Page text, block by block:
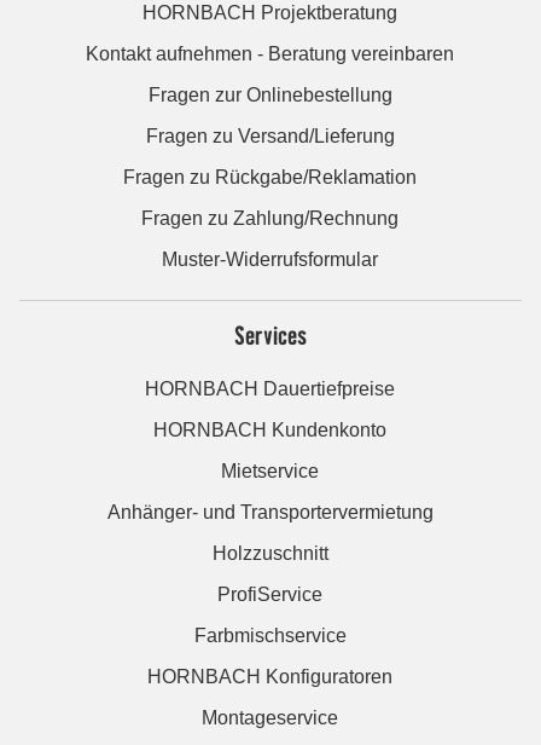
HORNBACH Projektberatung
Kontakt aufnehmen - Beratung vereinbaren
Fragen zur Onlinebestellung
Fragen zu Versand/Lieferung
Fragen zu Rückgabe/Reklamation
Fragen zu Zahlung/Rechnung
Muster-Widerrufsformular
Services
HORNBACH Dauertiefpreise
HORNBACH Kundenkonto
Mietservice
Anhänger- und Transportervermietung
Holzzuschnitt
ProfiService
Farbmischservice
HORNBACH Konfiguratoren
Montageservice